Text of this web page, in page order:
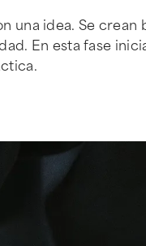
una idea. Se
En esta fase